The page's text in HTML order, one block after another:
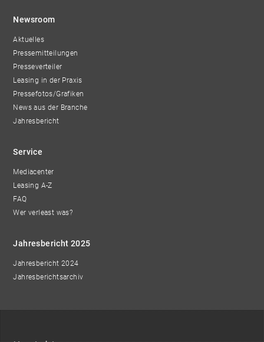
Newsroom
Aktuelles
Pressemitteilungen
Presseverteiler
Leasing in der Praxis
Pressefotos/Grafiken
News aus der Branche
Jahresbericht
Service
Mediacenter
Leasing A-Z
FAQ
Wer verleast was?
Jahresbericht 2025
Jahresbericht 2024
Jahresberichtsarchiv